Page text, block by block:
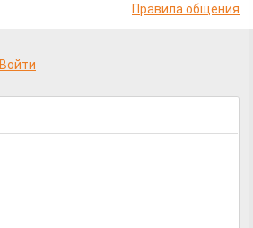
Правила общения
Войти